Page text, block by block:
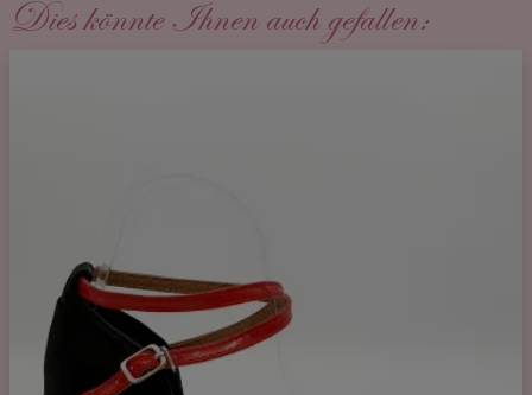
Dies könnte Ihnen auch gefallen: